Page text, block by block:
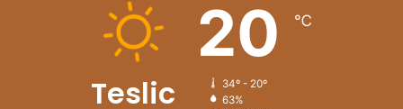
Teslic
20 ℃
34º - 20º
63%